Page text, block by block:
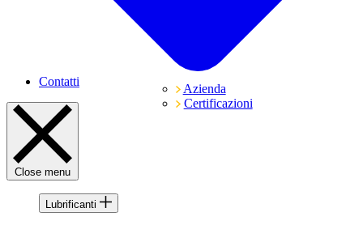
Azienda
Certificazioni
Contatti
Close menu
Lubrificanti